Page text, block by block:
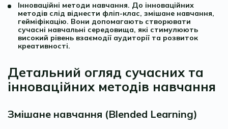
Інноваційні методи навчання. До інноваційних
методів слід віднести фліп-клас, змішане навчання,
гейміфікацію. Вони допомагають створювати
сучасні навчальні середовища, які стимулюють
високий рівень взаємодії аудиторії та розвиток
креативності.
Детальний огляд сучасних та
інноваційних методів навчання
Змішане навчання (Blended Learning)